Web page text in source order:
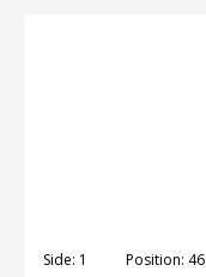
Side: 1 Position: 46